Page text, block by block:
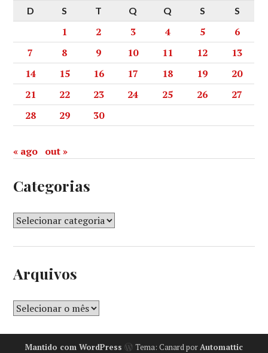
D
S T Q Q S S
1 2 3 4 5
6
7
8 9 10 11 12
13
14
15 16 17 18 19
20
21
22 23 24 25 26
27
28
29 30
« ago out »
Categorias
Arquivos
Mantido com WordPress Tema: Canard porAutomattic